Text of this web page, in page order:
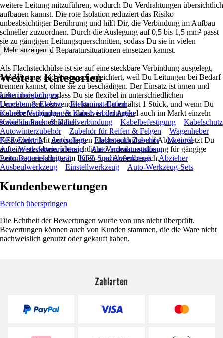
weitere Leitung mitzuführen, wodurch Du Verdrahtungen übersichtlich
aufbauen kannst. Die rote Isolation reduziert das Risiko
unbeabsichtigter Berührung und hilft Dir, die Verbindung im Aufbau
schneller zuzuordnen. Durch die Auslegung auf 0,5 bis 1,5 mm² passt
sie zu gängigen Leitungsquerschnitten, sodass Du sie in vielen
Installations- und Reparatursituationen einsetzen kannst.
Als Flachsteckhülse ist sie auf eine steckbare Verbindung ausgelegt,
was Wartung und Austausch erleichtert, weil Du Leitungen bei Bedarf
trennen kannst, ohne sie zu beschädigen. Der Einsatz ist innen und
außen möglich, sodass Du sie flexibel in unterschiedlichen
Umgebungen verwenden kannst. Du erhältst 1 Stück, und wenn Du
mehrere Verbindungen planst, ist der Artikel auch im Markt einzeln
sowie im Pack erhältlich.
Festgezurrt: Mit der isolierten Flachsteckhülse mit Abzweig setzt Du
auf eine steckbare, übersichtliche Verdrahtungslösung für gängige
Leitungsquerschnitte im Innen- und Außenbereich.
Mehr anzeigen
Weitere Kategorien
Liste überspringen
Leuchten & Elektro
Elektroinstallation
Kabelbefestigungen & Kabelverbindungen
Kabelklemmen & Kabelverbindung
Kabelbefestigung
Kabelschutz
Autowinterzubehör
Zubehör für Reifen & Felgen
Wagenheber
KFZ-Elektrik
Autopflege Elektroauto Zubehör
Motoröl
Auto-Werkstatteinrichtung
Auto-Innenausstattung
Auto-Batterieladegerät
KFZ-Spezialwerkzeug
Abzieher
Ausbeulwerkzeug
Einstellwerkzeug Auto-Werkzeug-Sets
Kundenbewertungen
Bereich überspringen
Die Echtheit der Bewertungen wurde von uns nicht überprüft.
Bewertungen können auch von Kunden stammen, die die Ware nicht
nachweislich genutzt oder gekauft haben.
Zahlarten